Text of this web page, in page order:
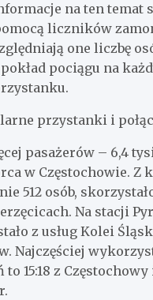
na ten temat
liczników
one liczbę
pociągu na
przystanki i
pasażerów – 6,4
w Częstochowie. Z
512 osób,
Na stacji
z usług Kolei
Najczęściej
15:18 z Częstochowy